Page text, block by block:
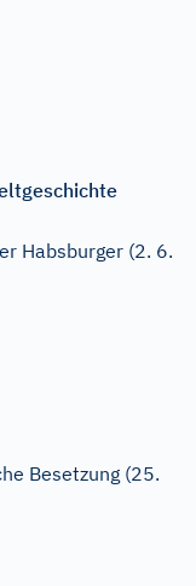
Habsburger (2. 6.
Besetzung (25.